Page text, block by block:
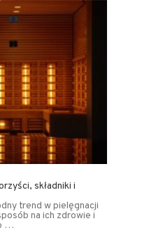
składniki i
trend w pielęgnacji
na ich zdrowie i
…